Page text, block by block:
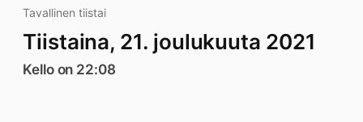
Tavallinen tiistai
Tiistaina, 21. joulukuuta 2021
Kello on 22:08